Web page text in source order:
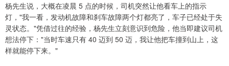
杨先生说，大概在凌晨 5 点的时候，司机突然让他看车上的指示
灯，"我一看，发动机故障和刹车故障两个灯都亮了，车子已经处于失
灵状态。"凭借过往的经验，杨先生立刻意识到危险，他当即建议司机
想法停下："当时车速只有 40 迈到 50 迈，我让他把车撞到山上，这
样就能停下来。"